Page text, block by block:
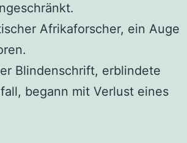
Afrikaforscher, ein Auge
Blindenschrift, erblindete
begann mit Verlust eines